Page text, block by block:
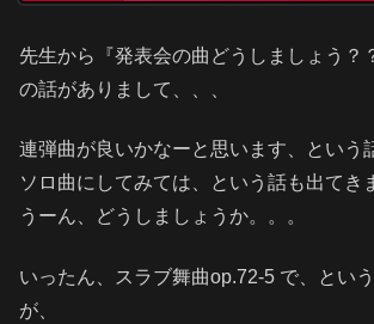
先生から『発表会の曲どうしましょう？
の話がありまして、、、
連弾曲が良いかなーと思います、という
ソロ曲にしてみては、という話も出てき
うーん、どうしましょうか。。。
いったん、スラブ舞曲op.72-5 で、とい
が、